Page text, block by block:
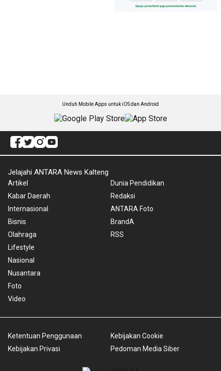
Unduh Mobile Apps untuk iOS dan Android
Jelajahi ANTARA News Kalteng
Artikel
Kabar Daerah
Internasional
Bisnis
Olahraga
Lifestyle
Nasional
Nusantara
Foto
Video
Dunia Pendidikan
Redaksi
ANTARA Foto
BrandA
RSS
Ketentuan Penggunaan
Kebijakan Privasi
Kebijakan Cookie
Pedoman Media Siber